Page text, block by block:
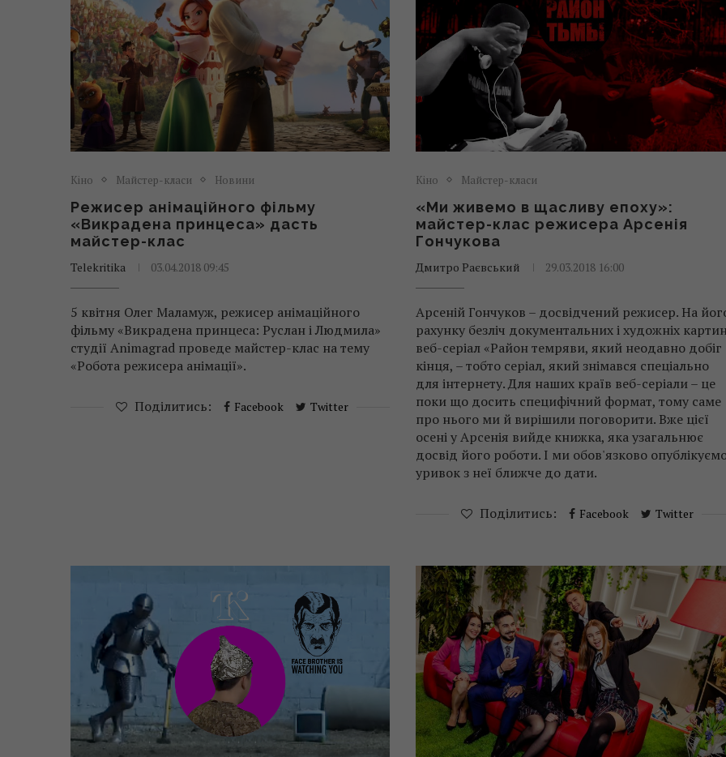
Кіно Майстер-класи Новини
Режисер анімаційного фільму
«Викрадена принцеса» дасть
майстер-клас
Telekritika 03.04.2018 09:45
5 квітня Олег Маламуж, режисер анімаційного
фільму «Викрадена принцеса: Руслан і Людмила»
студії Animagrad проведе майстер-клас на тему
«Робота режисера анімації».
Поділитись: Facebook Twitter
Кіно Майстер-класи
«Ми живемо в щасливу епоху»:
майстер-клас режисера Арсенія
Гончукова
Дмитро Раєвський 29.03.2018 16:00
Арсеній Гончуков – досвідчений режисер. На
рахунку безліч документальних і художніх
веб-серіал «Район темряви, який неодавно добіг
кінця, – тобто серіал, який знімався спеціально
для інтернету. Для наших країв веб-серіали – це
поки що досить специфічний формат, тому саме
про нього ми й вирішили поговорити. Вже цієї
осені у Арсенія вийде книжка, яка узагальнює
досвід його роботи. І ми обов'язково
уривок з неї ближче до дати.
Поділитись: Facebook Twitter